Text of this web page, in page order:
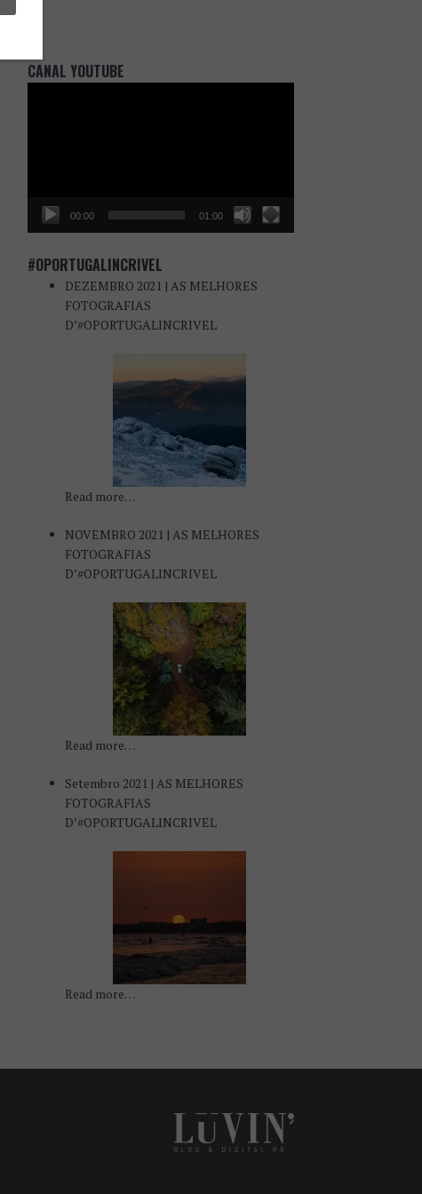
CANAL YOUTUBE
00:00 01:00
#OPORTUGALINCRIVEL
DEZEMBRO 2021 | AS MELHORES
FOTOGRAFIAS
D’#OPORTUGALINCRIVEL
Read more…
NOVEMBRO 2021 | AS MELHORES
FOTOGRAFIAS
D’#OPORTUGALINCRIVEL
Read more…
Setembro 2021 | AS MELHORES
FOTOGRAFIAS
D’#OPORTUGALINCRIVEL
Read more…